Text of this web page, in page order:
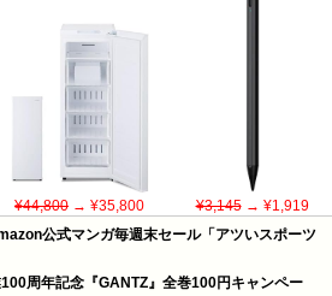
¥44,800 → ¥35,800 ¥3,145→ ¥1,919
公式マンガ毎週末セール「アツいスポーツ
周年記念『GANTZ』全巻100円キャンペー